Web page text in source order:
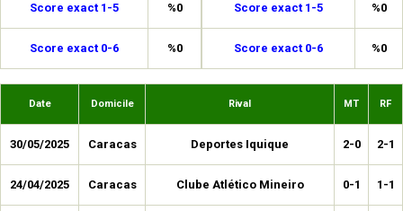
Score exact 1-5 %0
Score exact 0-6 %0
Score exact 1-5 %0
Score exact 0-6 %0
Date Domicile Rival MT RF
30/05/2025 Caracas Deportes Iquique 2-0 2-1
24/04/2025 Caracas Clube Atlético Mineiro 0-1 1-1